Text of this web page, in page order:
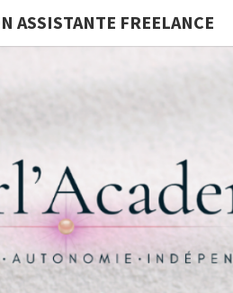
ASSISTANTE FREELANCE